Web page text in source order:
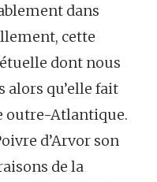
dans
cette
dont nous
alors qu’elle fait
outre-Atlantique.
d’Arvor son
de la